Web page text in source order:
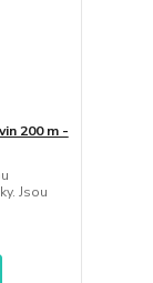
200 m -
Jsou